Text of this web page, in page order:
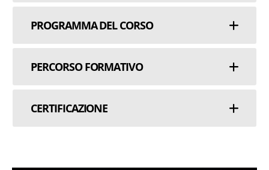
PROGRAMMA DEL CORSO
PERCORSO FORMATIVO
CERTIFICAZIONE